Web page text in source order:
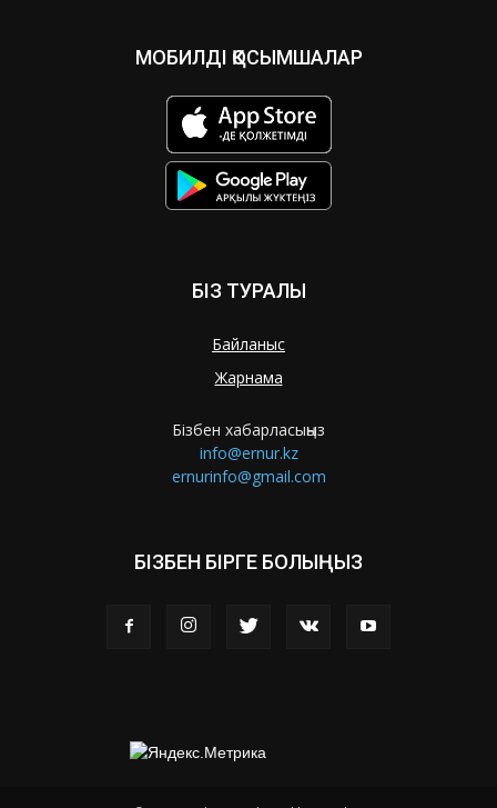
МОБИЛДІ ҚОСЫМШАЛАР
БІЗ ТУРАЛЫ
Байланыс
Жарнама
Бізбен хабарласыңыз
info@ernur.kz
ernurinfo@gmail.com
БІЗБЕН БІРГЕ БОЛЫҢЫЗ